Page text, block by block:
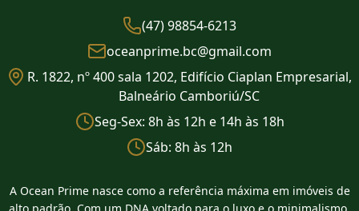
(47) 98854-6213
oceanprime.bc@gmail.com
R. 1822, nº 400 sala 1202, Edifício Ciaplan Empresarial,
Balneário Camboriú/SC
Seg-Sex: 8h às 12h e 14h às 18h
Sáb: 8h às 12h
A Ocean Prime nasce como a referência máxima em imóveis de